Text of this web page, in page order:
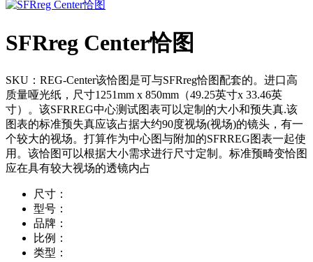
SFRreg Center恰图
SKU：REG-Center该恰图是可与SFRreg恰图配套的。进口高
质量哑光纸，尺寸1251mm x 850mm（49.25英寸x 33.46英
寸）。该SFRREG中心测试图表可以定制的大小和预失真.该
图表的标准预失真应该占据大约90度视场(视场)的镜头，有一
个较大的视场。打算作为中心图与附加的SFRREG图表一起使
用。该恰图可以根据大小需求进行尺寸定制。标准预畸变恰图
应在具有较大视场的透镜内占
尺寸：
型号：
品牌：
比例：
类型：